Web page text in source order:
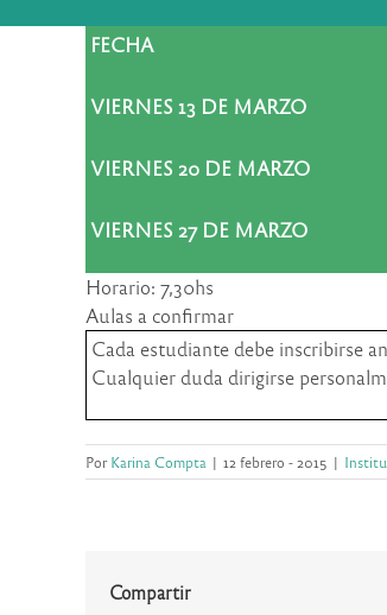
FECHA
VIERNES 13 DE MARZO
VIERNES 20 DE MARZO
VIERNES 27 DE MARZO
Horario: 7,30hs
Aulas a confirmar
Cada estudiante debe inscribirse
Cualquier duda dirigirse
PorKarina Compta | 12 febrero - 2015 |
Compartir